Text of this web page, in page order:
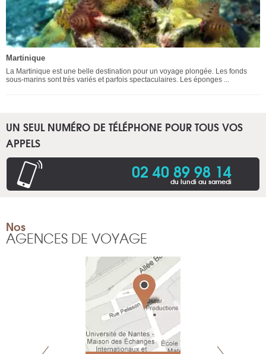
Martinique
La Martinique est une belle destination pour un voyage plongée. Les fonds
sous-marins sont très variés et parfois spectaculaires. Les éponges ...
UN SEUL NUMÉRO DE TÉLÉPHONE POUR TOUS VOS
APPELS
02 40 89 98 14
du lundi au samedi
Nos
AGENCES DE VOYAGE